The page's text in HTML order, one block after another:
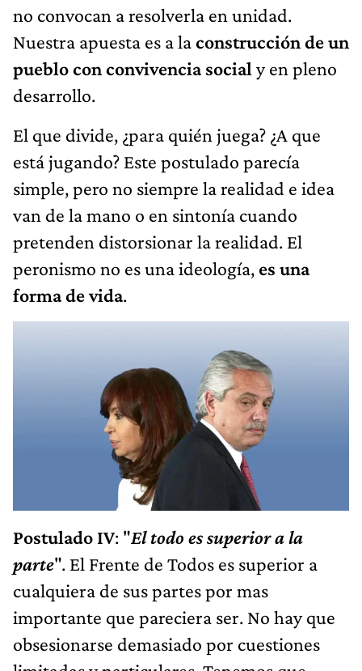
no convocan a resolverla en unidad.
Nuestra apuesta es a laconstrucción de un
pueblo con convivencia social y en pleno
desarrollo.
El que divide, ¿para quién juega? ¿A que
está jugando? Este postulado parecía
simple, pero no siempre la realidad e idea
van de la mano o en sintonía cuando
pretenden distorsionar la realidad. El
peronismo no es una ideología, es una
forma de vida.
Postulado IV: "El todo es superior a la
parte". El Frente de Todos es superior a
cualquiera de sus partes por mas
importante que pareciera ser. No hay que
obsesionarse demasiado por cuestiones